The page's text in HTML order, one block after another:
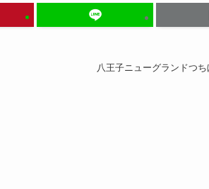
八王子ニューグランドつ